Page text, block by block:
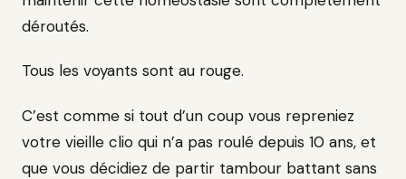
déroutés.
Tous les voyants sont au rouge.
C’est comme si tout d’un coup vous repreniez
votre vieille clio qui n’a pas roulé depuis 10 ans, et
que vous décidiez de partir tambour battant sans